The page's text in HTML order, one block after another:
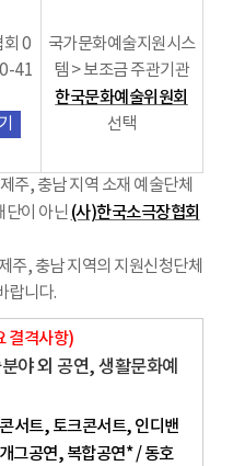
회 0
41
국가문화예술지원시스
템 > 보조금 주관기관
한국문화예술위원회
선택
주, 충남 지역 소재 예술단체
단이 아닌 (사)한국소극장협회
주, 충남 지역의 지원신청단체
랍니다.
결격사항)
야 외 공연, 생활문화예
서트, 토크콘서트, 인디밴
그공연, 복합공연* / 동호